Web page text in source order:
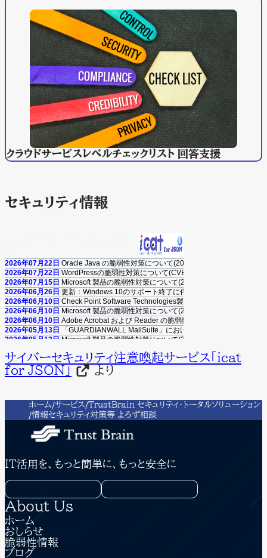
クラウドサービスレベルチェックリスト 回答支援
セキュリティ情報
2026年07月22日 Oracle Java の脆弱性対策について(2026年7月)
2026年07月22日 WordPressの脆弱性対策について(CVE-2026-60137、CVE-
2026年07月15日 Microsoft 製品の脆弱性対策について(2026年7月)
2026年06月26日 更新：Windows 10のサポート終了に伴う注意喚起
2026年06月10日 Check Point Software Technologies製品の脆弱性対策について
2026年06月10日 Microsoft 製品の脆弱性対策について(2026年6月)
2026年06月10日 Adobe Acrobat および Reader の脆弱性対策について(2026年6
2026年05月13日
「GUARDIANWALL MailSuite」におけるスタックベースのバ
2026年05月13日 Microsoft 製品の脆弱性対策について(2026年5月)
2026年05月07日 更新：Linuxの脆弱性対策について(CVE-2026-31431、Copy
2026年05月01日 Linuxの脆弱性対策について(CVE-2026-31431、Copy Fail)
2026年04月27日 更新：Cisco Secure Firewall ASAおよびCisco Secure FTDの
2026年04月15日 Microsoft 製品の脆弱性対策について(2026年4月)
2026年04月13日 Adobe Acrobat および Reader の脆弱性対策について(2026年4
2026年04月08日
2026年03月11日 Microsoft 製品の脆弱性対策について(2026年3月)
2026年02月13日 「FileZen」におけるOSコマンドインジェクションの脆弱性に
2026年01月23日 BIND 9の脆弱性対策について（CVE-2025-13878）
2026年01月21日
Oracle Java の脆弱性対策について(2026年1月)
2026年01月19日 Cisco Secure Email Gatewayの脆弱性対策について(CVE-
2026年01月14日 Microsoft 製品の脆弱性対策について(2026年1月)
2025年12月23日
2025年12月17日
2025年12月12日
サイバーセキュリティ注意喚起サービス「icat
for JSON」
より
ホーム サービス TrustBrain セキュリティ・トータルソリューション
情報セキュリティ対策等 よろず相談
IT活用を、もっと簡単に、もっと安全に
About Us
ホーム
おしらせ
脆弱性情報
ブログ